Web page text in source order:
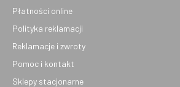
Płatności online
Polityka reklamacji
Reklamacje i zwroty
Pomoc i kontakt
Sklepy stacjonarne